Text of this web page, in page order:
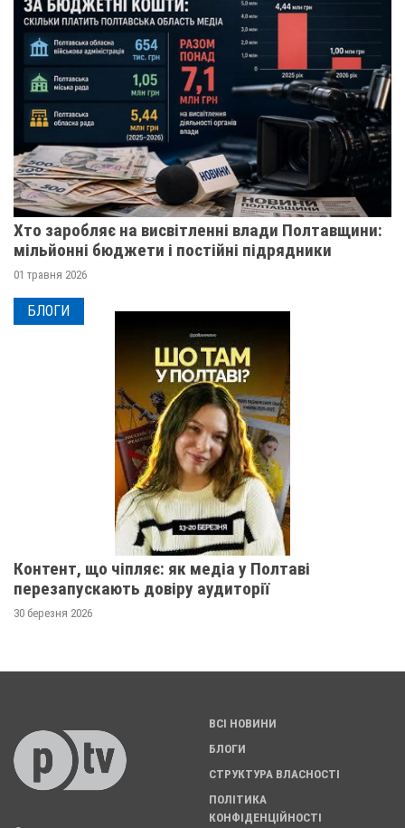
Хто заробляє на висвітленні влади Полтавщини:
мільйонні бюджети і постійні підрядники
01 травня 2026
БЛОГИ
Контент, що чіпляє: як медіа у Полтаві
перезапускають довіру аудиторії
30 березня 2026
ВСІ НОВИНИ
БЛОГИ
СТРУКТУРА ВЛАСНОСТІ
ПОЛІТИКА
КОНФІДЕНЦІЙНОСТІ